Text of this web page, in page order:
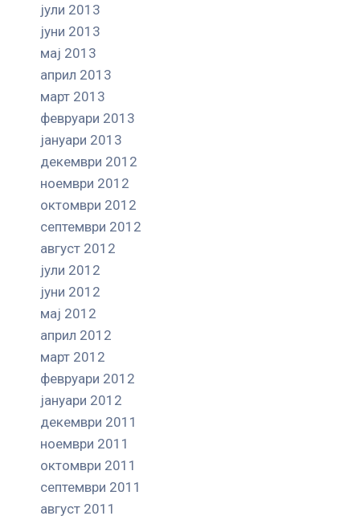
јули 2013
јуни 2013
мај 2013
април 2013
март 2013
февруари 2013
јануари 2013
декември 2012
ноември 2012
октомври 2012
септември 2012
август 2012
јули 2012
јуни 2012
мај 2012
април 2012
март 2012
февруари 2012
јануари 2012
декември 2011
ноември 2011
октомври 2011
септември 2011
август 2011